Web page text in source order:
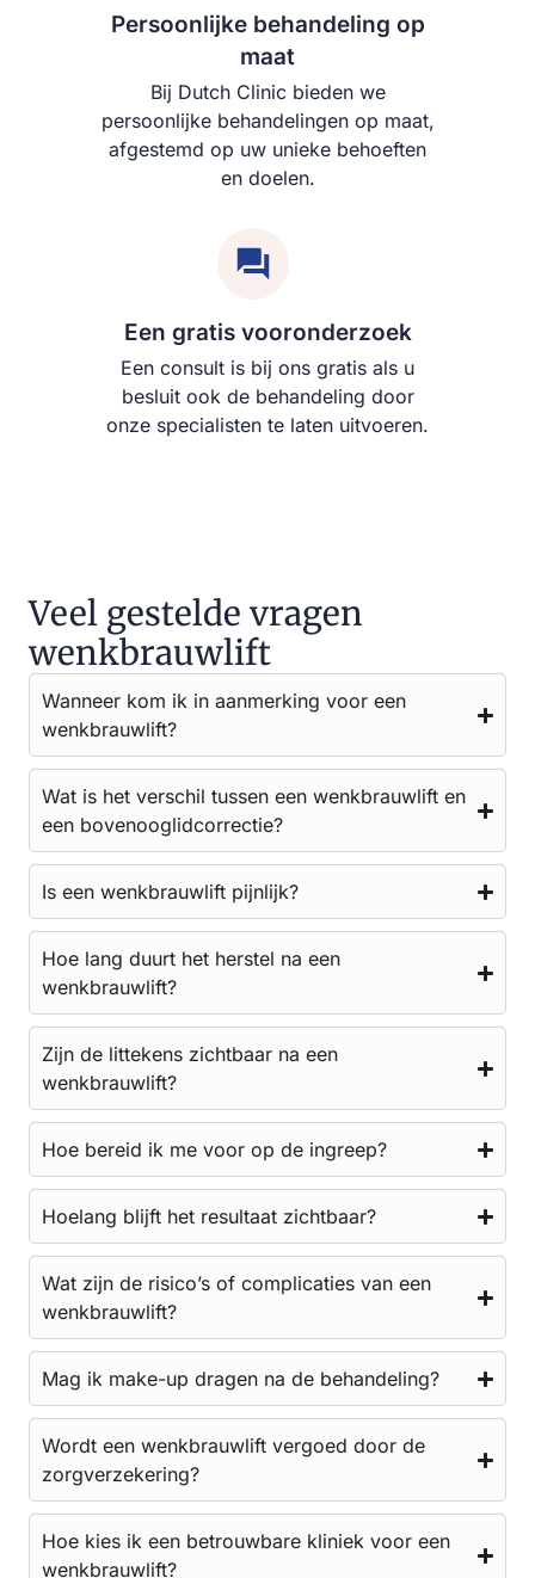
Persoonlijke behandeling op
maat​​
Bij Dutch Clinic bieden we
persoonlijke behandelingen op maat,
afgestemd op uw unieke behoeften
en doelen.
Een gratis vooronderzoek
Een consult is bij ons gratis als u
besluit ook de behandeling door
onze specialisten te laten uitvoeren.
Veel gestelde vragen
wenkbrauwlift
Wanneer kom ik in aanmerking voor een
wenkbrauwlift?
Wat is het verschil tussen een wenkbrauwlift en
een bovenooglidcorrectie?
Is een wenkbrauwlift pijnlijk?
Hoe lang duurt het herstel na een
wenkbrauwlift?
Zijn de littekens zichtbaar na een
wenkbrauwlift?
Hoe bereid ik me voor op de ingreep?
Hoelang blijft het resultaat zichtbaar?
Wat zijn de risico’s of complicaties van een
wenkbrauwlift?
Mag ik make-up dragen na de behandeling?
Wordt een wenkbrauwlift vergoed door de
zorgverzekering?
Hoe kies ik een betrouwbare kliniek voor een
wenkbrauwlift?